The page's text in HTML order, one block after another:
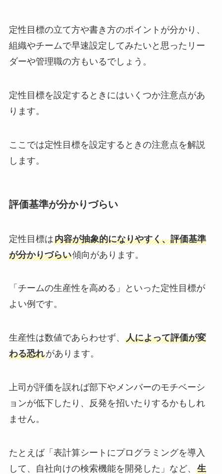
定性目標の立て方や書き方のポイントが分かり、
組織やチームで早速設定してみたいと思ったリー
ダーや管理職の方もいるでしょう。
定性目標を設定するときにはいくつか注意点があ
ります。
ここでは定性目標を設定するときの注意点を解説
します。
評価基準が分かりづらい
定性目標は内容が抽象的になりやすく、評価基準
が分かりづらい傾向があります。
「チームの生産性を高める」といった定性目標が
よい例です。
生産性は数値であらわせず、 人によって評価が変
わる恐れがあります。
上司が評価を誤れば部下やメンバーのモチベーシ
ョンが低下したり、反発を招いたりするかもしれ
ません。
たとえば「表計算シートにプログラミングを導入
して、自社向けの検索機能を開発した」など、 生